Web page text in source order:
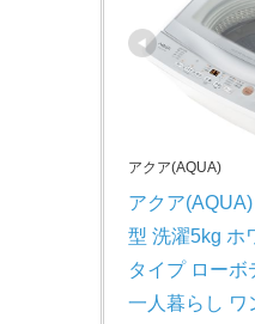
アクア(AQUA)
アクア
型 洗濯5kg ホ
タイプ ローボ
一人暮らし ワ